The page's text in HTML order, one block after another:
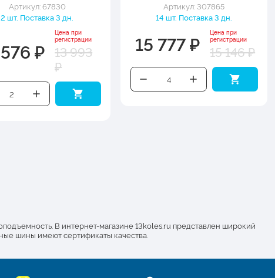
Артикул: 67830
2 шт. Поставка 3 дн.
₽
Цена при
регистрации
13 993
₽
Артикул: 307865
14 шт. Поставка 3 дн.
15 777 ₽
Цена при
регистрации
15 146 ₽
В интернет-магазине 13koles.ru представлен широкий
шины имеют сертификаты качества.